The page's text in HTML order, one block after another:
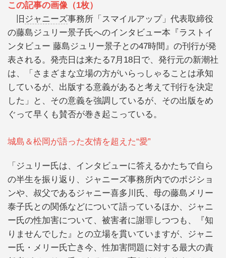
この記事の画像（1枚）
旧 ジャニーズ事務所「スマイルアップ」代表取締役
の藤島ジュリー景子氏へのインタビュー本『ラストイ
ンタビュー 藤島ジュリー景子との47時間』の刊行が発
表される。発売日は来たる7月18日で、発行元の新潮社
は、「さまざまな立場の方がいらっしゃることは承知
しているが、出版する意義があると考えて刊行を決定
した」と、その意義を強調しているが、その出版をめ
ぐって早くも賛否が巻き起こっている。
城島＆松岡が語った友情を超えた“愛”
「ジュリー氏は、インタビューに答えるかたちで自ら
の半生を振り返り、ジャニーズ事務所内でのポジショ
ンや、叔父であるジャニー喜多川氏、母の藤島メリー
泰子氏との関係などについて語っているほか、ジャニ
ー氏の性加害について、被害者に謝罪しつつも、『知
りませんでした』との立場を貫いていますが、ジャニ
ー氏・メリー氏亡き今、性加害問題に対する最大の責